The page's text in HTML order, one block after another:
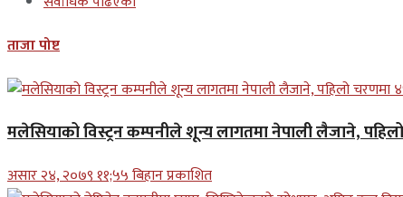
ताजा पोष्ट
मलेसियाको विस्ट्रन कम्पनीले शून्य लागतमा नेपाली लैजाने,
असार २४, २०७९ ११;५५ बिहान प्रकाशित